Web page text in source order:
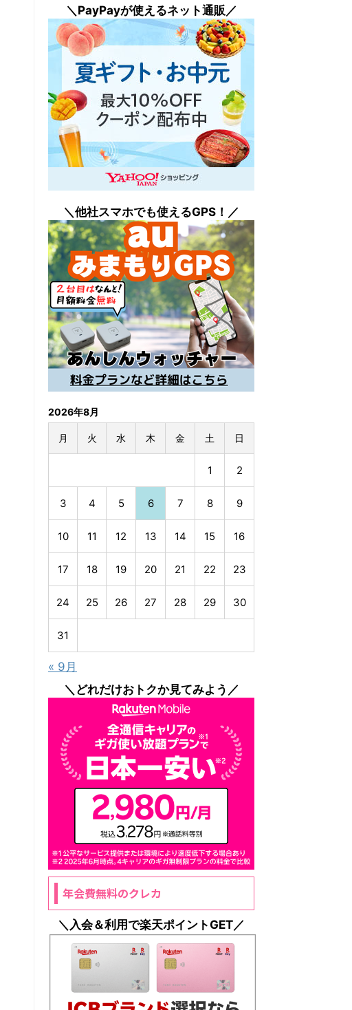
＼PayPayが使えるネット通販／
＼他社スマホでも使えるGPS！／
2026年8月
月 火 水 木 金 土 日
1 2
3 4 5 6 7 8 9
10 11 12 13 14 15 16
17 18 19 20 21 22 23
24 25 26 27 28 29 30
31
« 9月
＼どれだけおトクか見てみよう／
年会費無料のクレカ
＼入会＆利用で楽天ポイントGET／